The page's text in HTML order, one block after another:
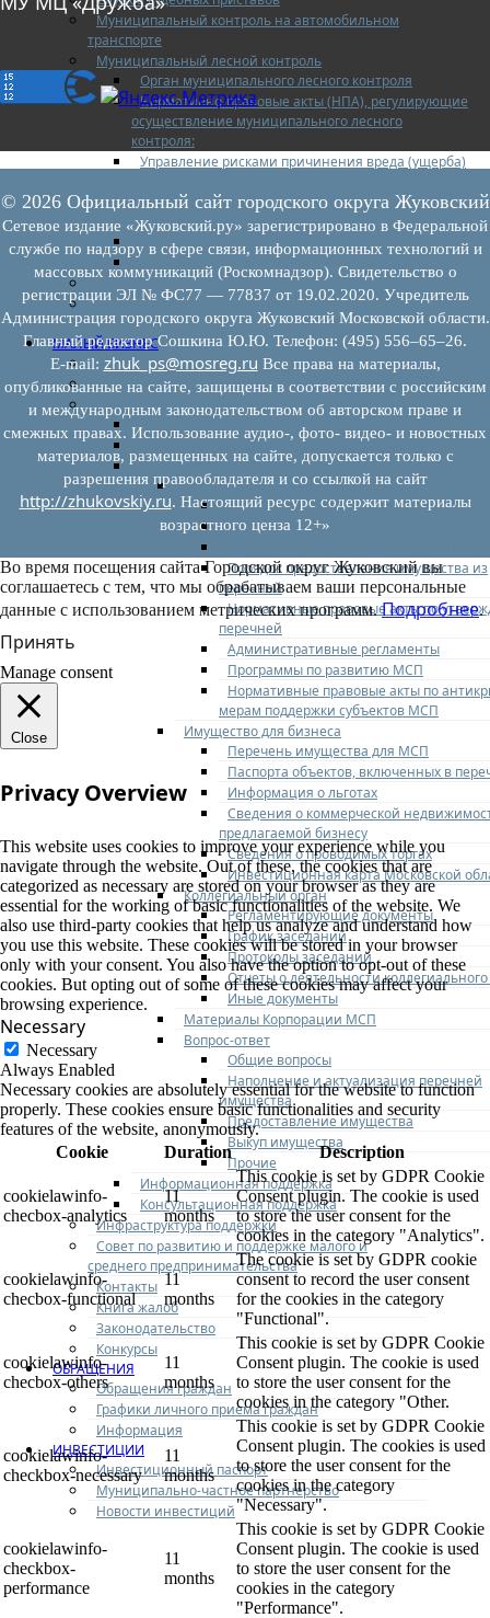
Муниципальный контроль на автомобильном
транспорте
Муниципальный лесной контроль
Орган муниципального лесного контроля
Нормативно-правовые акты (НПА), регулирующие
осуществление муниципального лесного
контроля:
Управление рисками причинения вреда (ущерба)
осуществлении государственного контроля
(надзора), муниципального контроля
Программа профилактики
Доклады муниципального лесного контроля
Муниципальный контроль за ЕТО
Муниципальный контроль в сфере
благоустройства
МАЛЫЙ БИЗНЕС
Прием предпринимателей
Новости МСП
Поддержка МСП
Поддержка МСП
Финансовая поддержка
Имущественная поддержка
Нормативно-правовые акты
Федеральное законодательство
Региональное законодательство
Порядок предоставления имущества из
перечней
Нормативные правовые акты по
перечней
Административные регламенты
Программы по развитию МСП
Нормативные правовые акты по
мерам поддержки субъектов МСП
Имущество для бизнеса
Перечень имущества для МСП
Паспорта объектов, включенных в
Информация о льготах
Сведения о коммерческой
предлагаемой бизнесу
Сведения о проводимых торгах
Инвестиционная карта Московской
Коллегиальный орган
Регламентирующие документы
График заседаний
Протоколы заседаний
Отчеты о деятельности
Иные документы
Материалы Корпорации МСП
Вопрос-ответ
Общие вопросы
Наполнение и актуализация перечней
имущества
Предоставление имущества
Выкуп имущества
Прочие
Информационная поддержка
Консультационная поддержка
Инфраструктура поддержки
Совет по развитию и поддержке малого и
среднего предпринимательства
Контакты
Книга жалоб
Законодательство
Конкурсы
ОБРАЩЕНИЯ
Обращения граждан
Графики личного приема граждан
Информация
ИНВЕСТИЦИИ
Инвестиционный паспорт
Муниципально-частное партнерство
Новости инвестиций
© 2026 Официальный сайт городского округа Жуковский
Сетевое издание «Жуковский.ру» зарегистрировано в Федеральной
службе по надзору в сфере связи, информационных технологий и
массовых коммуникаций (Роскомнадзор). Свидетельство о
регистрации ЭЛ № ФС77 — 77837 от 19.02.2020. Учредитель
Администрация городского округа Жуковский Московской области.
Главный редактор Сошкина Ю.Ю. Телефон: (495) 556–65–26.
E‑mail: zhuk_ps@mosreg.ru Все права на материалы,
опубликованные на сайте, защищены в соответствии с российским
и международным законодательством об авторском праве и
смежных правах. Использование аудио-, фото- видео- и новостных
материалов, размещенных на сайте, допускается только с
разрешения правообладателя и со ссылкой на сайт
http://zhukovskiy.ru. Настоящий ресурс содержит материалы
возрастного ценза 12+»
Во время посещения сайта Городской округ Жуковский вы
соглашаетесь с тем, что мы обрабатываем ваши персональные
данные с использованием метрических программ.Подробнее.
Принять
Manage consent
Close
Privacy Overview
This website uses cookies to improve your experience while you
navigate through the website. Out of these, the cookies that are
categorized as necessary are stored on your browser as they are
essential for the working of basic functionalities of the website. We
also use third-party cookies that help us analyze and understand how
you use this website. These cookies will be stored in your browser
only with your consent. You also have the option to opt-out of these
cookies. But opting out of some of these cookies may affect your
browsing experience.
Necessary
Necessary
Always Enabled
Necessary cookies are absolutely essential for the website to function
properly. These cookies ensure basic functionalities and security
features of the website, anonymously.
Cookie
Duration Description
cookielawinfo-
checbox-analytics
11
months
This cookie is set by GDPR Cookie
Consent plugin. The cookie is used
to store the user consent for the
cookies in the category "Analytics".
cookielawinfo-
checbox-functional
11
months
The cookie is set by GDPR cookie
consent to record the user consent
for the cookies in the category
"Functional".
cookielawinfo-
checbox-others
11
months
This cookie is set by GDPR Cookie
Consent plugin. The cookie is used
to store the user consent for the
cookies in the category "Other.
cookielawinfo-
checkbox-necessary
11
months
This cookie is set by GDPR Cookie
Consent plugin. The cookies is used
to store the user consent for the
cookies in the category
"Necessary".
cookielawinfo-
checkbox-
performance
11
months
This cookie is set by GDPR Cookie
Consent plugin. The cookie is used
to store the user consent for the
cookies in the category
"Performance".